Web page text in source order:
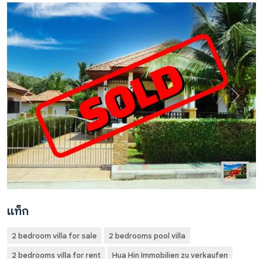
Previous Next
แท็ก
2 bedroom villa for sale
2 bedrooms pool villa
2 bedrooms villa for rent
Hua Hin Immobilien zu verkaufen